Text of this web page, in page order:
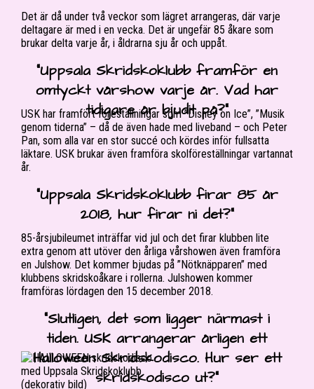
Det är då under två veckor som lägret arrangeras, där varje
deltagare är med i en vecka. Det är ungefär 85 åkare som
brukar delta varje år, i åldrarna sju år och uppåt.
“Uppsala Skridskoklubb framför en
omtyckt vårshow varje år. Vad har
tidigare år bjudit på?”
USK har framfört föreställningar som ”Disney on Ice”, ”Musik
genom tiderna” – då de även hade med liveband – och Peter
Pan, som alla var en stor succé och kördes inför fullsatta
läktare. USK brukar även framföra skolföreställningar vartannat
år.
“Uppsala Skridskoklubb firar 85 år
2018, hur firar ni det?”
85-årsjubileumet inträffar vid jul och det firar klubben lite
extra genom att utöver den årliga vårshowen även framföra
en Julshow. Det kommer bjudas på ”Nötknäpparen” med
klubbens skridskoåkare i rollerna. Julshowen kommer
framföras lördagen den 15 december 2018.
“Slutligen, det som ligger närmast i
tiden. USK arrangerar årligen ett
Halloween Skridskodisco. Hur ser ett
skridskodisco ut?”